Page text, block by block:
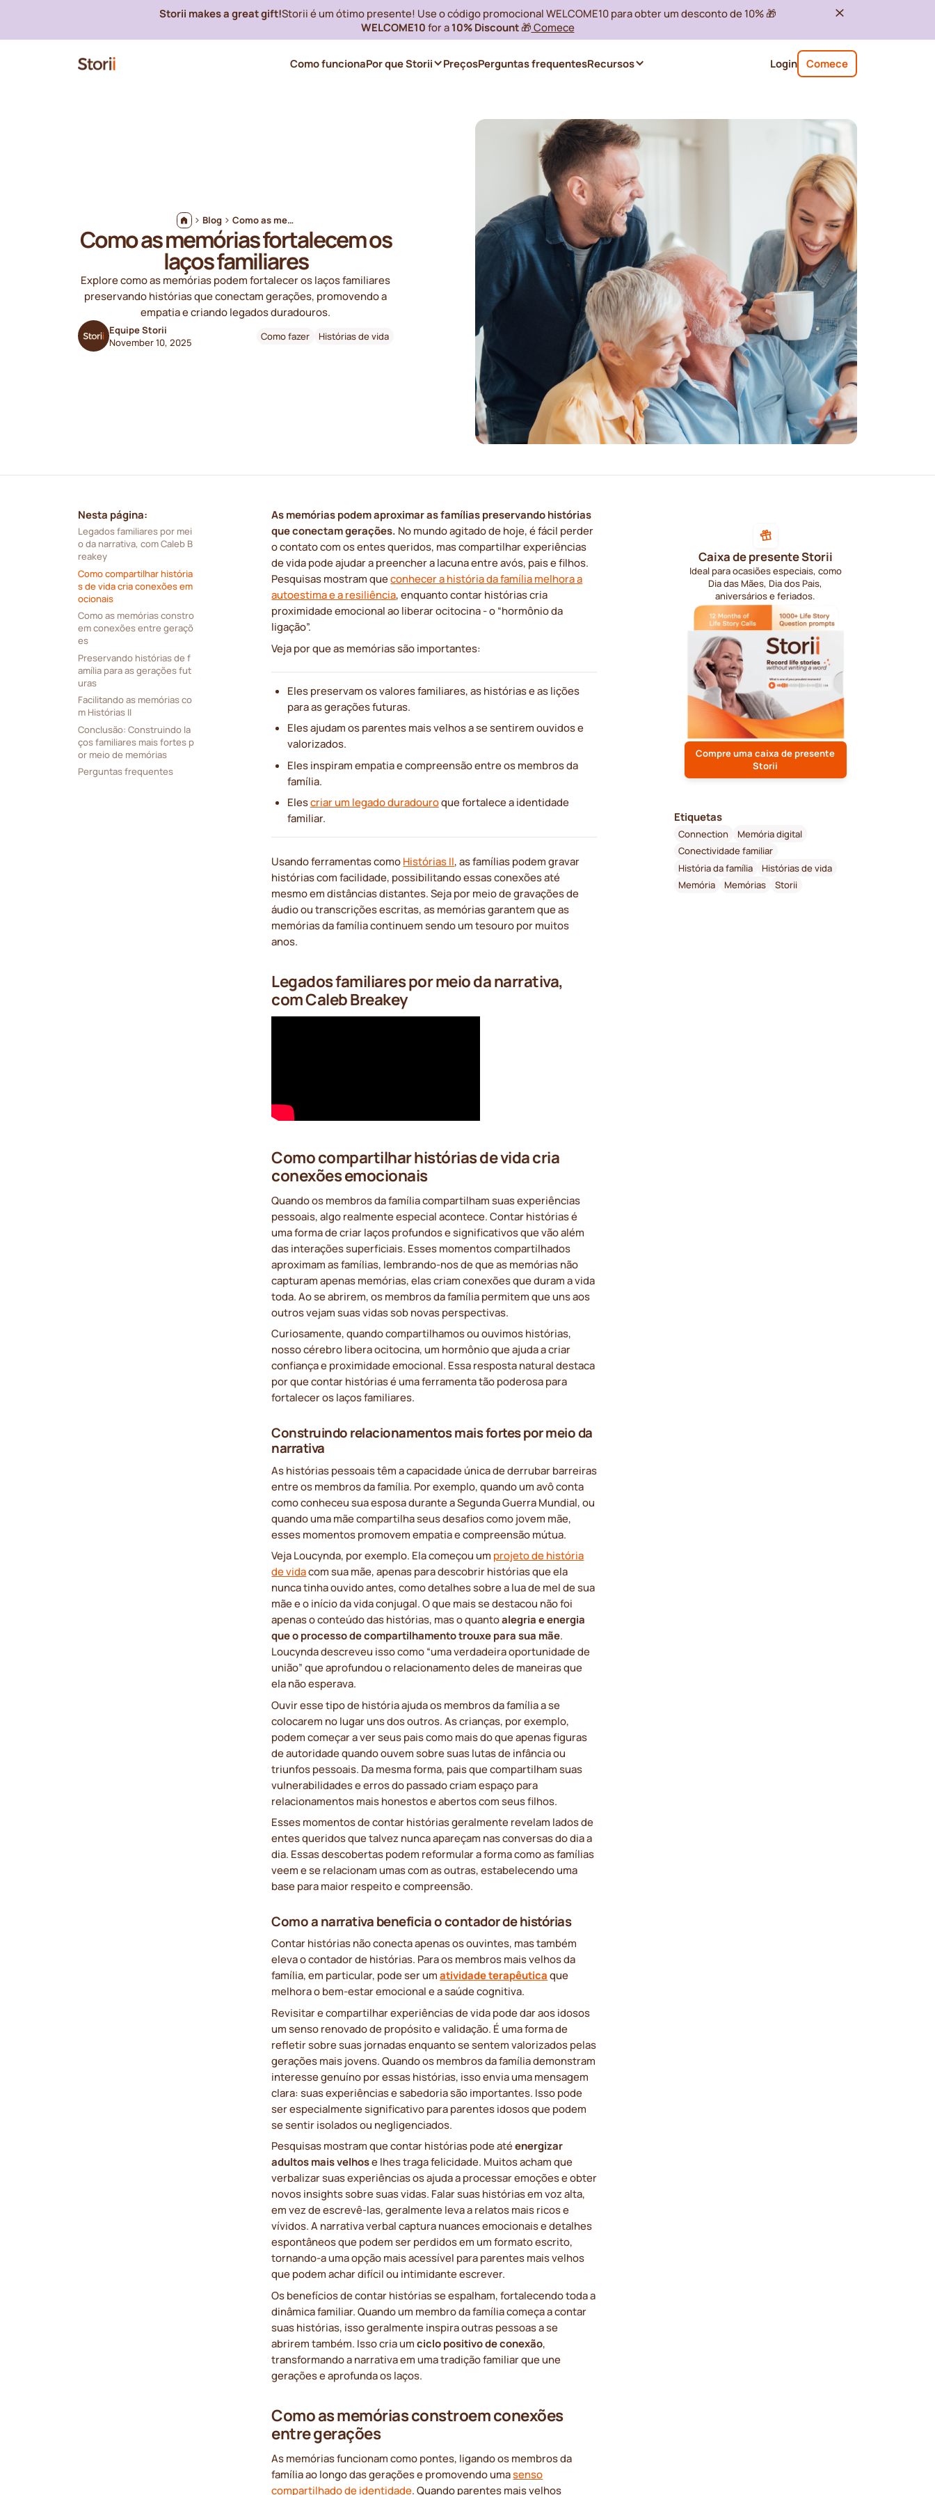
Storii makes a great gift!Storii é um ótimo presente! Use o código promocional WELCOME10 para obter um desconto de 10% 🎁
WELCOME10 for a10% Discount🎁 Comece
Login Comece
Como funcionaPor que Storii PreçosPerguntas frequentesRecursos
Blog Como as memórias fortalecem os laços familiares
Como as memórias fortalecem os
laços familiares
Explore como as memórias podem fortalecer os laços familiares
preservando histórias que conectam gerações, promovendo a
empatia e criando legados duradouros.
Equipe Storii
November 10, 2025
Como fazer Histórias de vida
Nesta página:
Legados familiares por mei
o da narrativa, com Caleb B
reakey
Como compartilhar história
s de vida cria conexões em
ocionais
Como as memórias constro
em conexões entre geraçõ
es
Preservando histórias de f
amília para as gerações fut
uras
Facilitando as memórias co
m Histórias II
Conclusão: Construindo la
ços familiares mais fortes p
or meio de memórias
Perguntas frequentes
As memórias podem aproximar as famílias preservando histórias
que conectam gerações. No mundo agitado de hoje, é fácil perder
o contato com os entes queridos, mas compartilhar experiências
de vida pode ajudar a preencher a lacuna entre avós, pais e filhos.
Pesquisas mostram queconhecer a história da família melhora a
autoestima e a resiliência, enquanto contar histórias cria
proximidade emocional ao liberar ocitocina - o “hormônio da
ligação”.
Veja por que as memórias são importantes:
Eles preservam os valores familiares, as histórias e as lições
para as gerações futuras.
Eles ajudam os parentes mais velhos a se sentirem ouvidos e
valorizados.
Eles inspiram empatia e compreensão entre os membros da
família.
Elescriar um legado duradouroque fortalece a identidade
familiar.
Usando ferramentas como Histórias II, as famílias podem gravar
histórias com facilidade, possibilitando essas conexões até
mesmo em distâncias distantes. Seja por meio de gravações de
áudio ou transcrições escritas, as memórias garantem que as
memórias da família continuem sendo um tesouro por muitos
anos.
Legados familiares por meio da narrativa,
com Caleb Breakey
Como compartilhar histórias de vida cria
conexões emocionais
Quando os membros da família compartilham suas experiências
pessoais, algo realmente especial acontece. Contar histórias é
uma forma de criar laços profundos e significativos que vão além
das interações superficiais. Esses momentos compartilhados
aproximam as famílias, lembrando-nos de que as memórias não
capturam apenas memórias, elas criam conexões que duram a vida
toda. Ao se abrirem, os membros da família permitem que uns aos
outros vejam suas vidas sob novas perspectivas.
Curiosamente, quando compartilhamos ou ouvimos histórias,
nosso cérebro libera ocitocina, um hormônio que ajuda a criar
confiança e proximidade emocional. Essa resposta natural destaca
por que contar histórias é uma ferramenta tão poderosa para
fortalecer os laços familiares.
Construindo relacionamentos mais fortes por meio da
narrativa
As histórias pessoais têm a capacidade única de derrubar barreiras
entre os membros da família. Por exemplo, quando um avô conta
como conheceu sua esposa durante a Segunda Guerra Mundial, ou
quando uma mãe compartilha seus desafios como jovem mãe,
esses momentos promovem empatia e compreensão mútua.
Veja Loucynda, por exemplo. Ela começou um projeto de história
de vidacom sua mãe, apenas para descobrir histórias que ela
nunca tinha ouvido antes, como detalhes sobre a lua de mel de sua
mãe e o início da vida conjugal. O que mais se destacou não foi
apenas o conteúdo das histórias, mas o quantoalegria e energia
que o processo de compartilhamento trouxe para sua mãe.
Loucynda descreveu isso como “uma verdadeira oportunidade de
união” que aprofundou o relacionamento deles de maneiras que
ela não esperava.
Ouvir esse tipo de história ajuda os membros da família a se
colocarem no lugar uns dos outros. As crianças, por exemplo,
podem começar a ver seus pais como mais do que apenas figuras
de autoridade quando ouvem sobre suas lutas de infância ou
triunfos pessoais. Da mesma forma, pais que compartilham suas
vulnerabilidades e erros do passado criam espaço para
relacionamentos mais honestos e abertos com seus filhos.
Esses momentos de contar histórias geralmente revelam lados de
entes queridos que talvez nunca apareçam nas conversas do dia a
dia. Essas descobertas podem reformular a forma como as famílias
veem e se relacionam umas com as outras, estabelecendo uma
base para maior respeito e compreensão.
Como a narrativa beneficia o contador de histórias
Contar histórias não conecta apenas os ouvintes, mas também
eleva o contador de histórias. Para os membros mais velhos da
família, em particular, pode ser umatividade terapêutica que
melhora o bem-estar emocional e a saúde cognitiva.
Revisitar e compartilhar experiências de vida pode dar aos idosos
um senso renovado de propósito e validação. É uma forma de
refletir sobre suas jornadas enquanto se sentem valorizados pelas
gerações mais jovens. Quando os membros da família demonstram
interesse genuíno por essas histórias, isso envia uma mensagem
clara: suas experiências e sabedoria são importantes. Isso pode
ser especialmente significativo para parentes idosos que podem
se sentir isolados ou negligenciados.
Pesquisas mostram que contar histórias pode atéenergizar
adultos mais velhose lhes traga felicidade. Muitos acham que
verbalizar suas experiências os ajuda a processar emoções e obter
novos insights sobre suas vidas. Falar suas histórias em voz alta,
em vez de escrevê-las, geralmente leva a relatos mais ricos e
vívidos. A narrativa verbal captura nuances emocionais e detalhes
espontâneos que podem ser perdidos em um formato escrito,
tornando-a uma opção mais acessível para parentes mais velhos
que podem achar difícil ou intimidante escrever.
Os benefícios de contar histórias se espalham, fortalecendo toda a
dinâmica familiar. Quando um membro da família começa a contar
suas histórias, isso geralmente inspira outras pessoas a se
abrirem também. Isso cria umciclo positivo de conexão,
transformando a narrativa em uma tradição familiar que une
gerações e aprofunda os laços.
Como as memórias constroem conexões
entre gerações
As memórias funcionam como pontes, ligando os membros da
família ao longo das gerações e promovendo umasenso
compartilhado de identidade. Quando parentes mais velhos
Caixa de presente Storii
Ideal para ocasiões especiais, como
Dia das Mães, Dia dos Pais,
aniversários e feriados.
Compre uma caixa de presente
Storii
Etiquetas
Connection
Memória digital
Conectividade familiar
História da família
Histórias de vida
Memória
Memórias Storii